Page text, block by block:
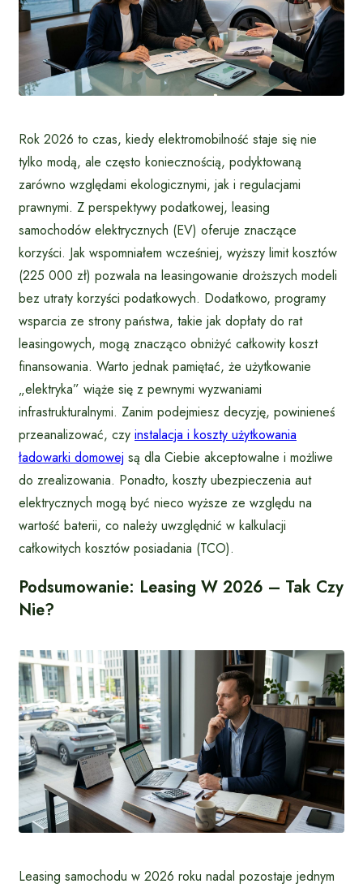
Rok 2026 to czas, kiedy elektromobilność staje się nie
tylko modą, ale często koniecznością, podyktowaną
zarówno względami ekologicznymi, jak i regulacjami
prawnymi. Z perspektywy podatkowej, leasing
samochodów elektrycznych (EV) oferuje znaczące
korzyści. Jak wspomniałem wcześniej, wyższy limit kosztów
(225 000 zł) pozwala na leasingowanie droższych modeli
bez utraty korzyści podatkowych. Dodatkowo, programy
wsparcia ze strony państwa, takie jak dopłaty do rat
leasingowych, mogą znacząco obniżyć całkowity koszt
finansowania. Warto jednak pamiętać, że użytkowanie
„elektryka” wiąże się z pewnymi wyzwaniami
infrastrukturalnymi. Zanim podejmiesz decyzję, powinieneś
przeanalizować, czy instalacja i koszty użytkowania
ładowarki domowej są dla Ciebie akceptowalne i możliwe
do zrealizowania. Ponadto, koszty ubezpieczenia aut
elektrycznych mogą być nieco wyższe ze względu na
wartość baterii, co należy uwzględnić w kalkulacji
całkowitych kosztów posiadania (TCO).
Podsumowanie: Leasing W 2026 – Tak Czy
Nie?
Leasing samochodu w 2026 roku nadal pozostaje jednym